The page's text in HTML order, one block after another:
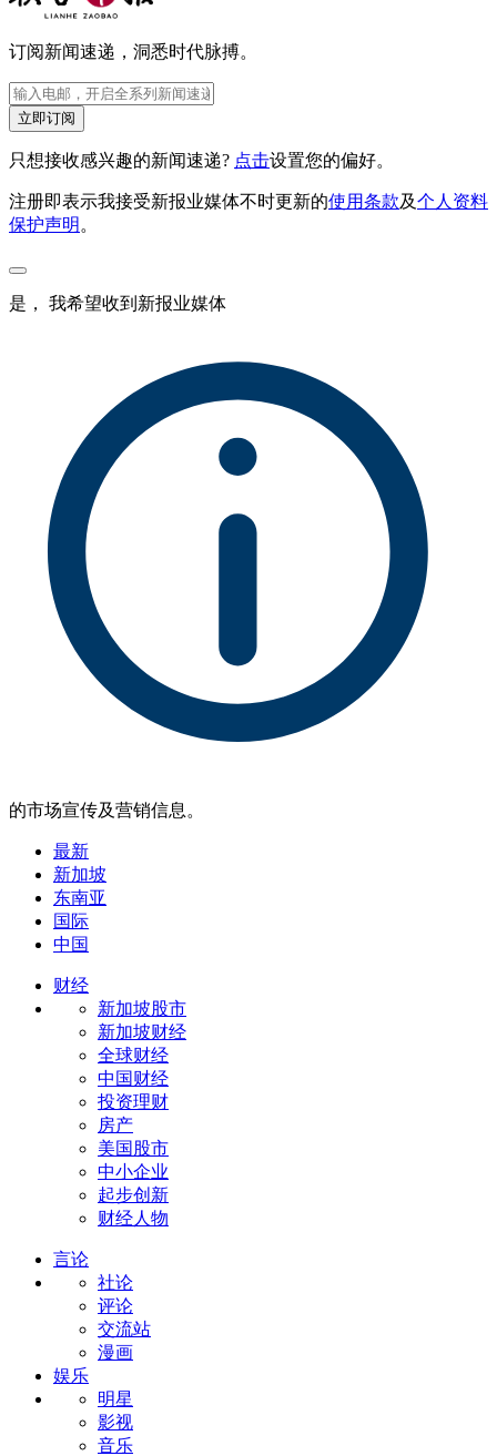
订阅新闻速递，洞悉时代脉搏。
立即订阅
只想接收感兴趣的新闻速递? 点击设置您的偏好。
注册即表示我接受新报业媒体不时更新的使用条款及个人资料
保护声明 。
是， 我希望收到新报业媒体
的市场宣传及营销信息。
最新
新加坡
东南亚
国际
中国
财经
新加坡股市
新加坡财经
全球财经
中国财经
投资理财
房产
美国股市
中小企业
起步创新
财经人物
言论
社论
评论
交流站
漫画
娱乐
明星
影视
音乐